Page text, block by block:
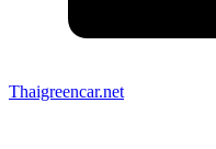
Thaigreencar.net